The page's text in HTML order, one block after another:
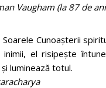
Vaugham (la 87 de
Soarele Cunoaşterii
inimii, el risipeşte
luminează totul.